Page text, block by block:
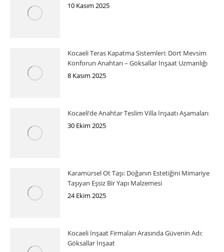
10 Kasım 2025
Kocaeli Teras Kapatma Sistemleri: Dört Mevsim
Konforun Anahtarı – Göksallar İnşaat Uzmanlığı
8 Kasım 2025
Kocaeli’de Anahtar Teslim Villa İnşaatı Aşamaları
30 Ekim 2025
Karamürsel Ot Taşı: Doğanın Estetiğini Mimariye
Taşıyan Eşsiz Bir Yapı Malzemesi
24 Ekim 2025
Kocaeli İnşaat Firmaları Arasında Güvenin Adı:
Göksallar İnşaat